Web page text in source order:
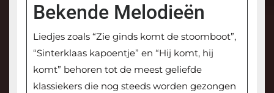
Bekende Melodieën
Liedjes zoals “Zie ginds komt de stoomboot”,
“Sinterklaas kapoentje” en “Hij komt, hij
komt” behoren tot de meest geliefde
klassiekers die nog steeds worden gezongen